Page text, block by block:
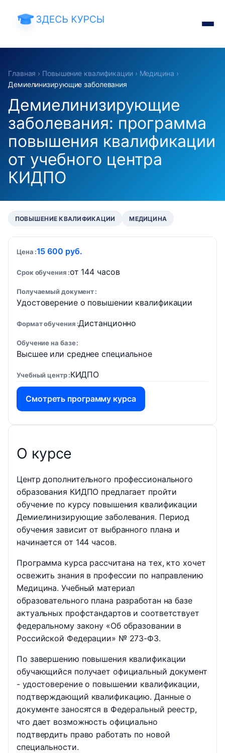
Главная › Повышение квалификации› Медицина ›
Демиелинизирующие заболевания
Демиелинизирующие
заболевания: программа
повышения квалификации
от учебного центра
КИДПО
ПОВЫШЕНИЕ КВАЛИФИКАЦИИ МЕДИЦИНА
Цена 15 600 руб.
Срок обучения от 144 часов
Получаемый документ
Удостоверение о повышении квалификации
Формат обучения Дистанционно
Обучение на базе
Высшее или среднее специальное
Учебный центр КИДПО
Смотреть программу курса
О курсе
Центр дополнительного профессионального
образования КИДПО предлагает пройти
обучение по курсу повышения квалификации
Демиелинизирующие заболевания. Период
обучения зависит от выбранного плана и
начинается от 144 часов.
Программа курса рассчитана на тех, кто хочет
освежить знания в профессии по направлению
Медицина. Учебный материал
образовательного плана разработан на базе
актуальных профстандартов и соответствует
федеральному закону «Об образовании в
Российской Федерации» № 273-ФЗ.
По завершению повышения квалификации
обучающийся получает официальный документ
- удостоверение о повышении квалификации,
подтверждающий квалификацию. Данные о
документе заносятся в Федеральный реестр,
что дает возможность официально
подтвердить право работать по новой
специальности.